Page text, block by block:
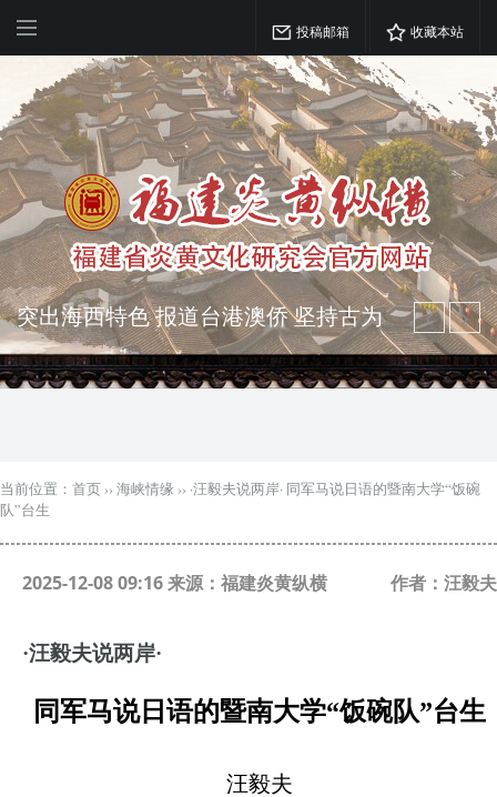
投稿邮箱 收藏本站
突出海西特色 报道台港澳侨 坚持古为
今用 力求雅俗共赏
弘扬优秀文化 振奋民族精神 介绍民族
瑰宝 宣传中华精英
当前位置： 首页 ›› 海峡情缘 ›› ·汪毅夫说两岸· 同军马说日语的暨南大学“饭碗
队”台生
2025-12-08 09:16 来源：福建炎黄纵横 作者：汪毅夫
·汪毅夫说两岸·
同军马说日语的暨南大学“饭碗队”台生
汪毅夫